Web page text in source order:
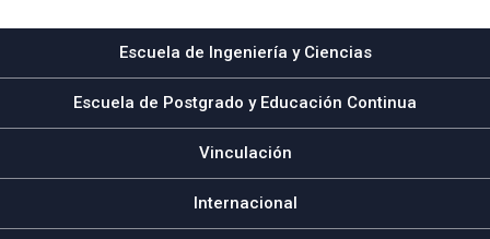
Escuela de Ingeniería y Ciencias
Escuela de Postgrado y Educación Continua
Vinculación
Internacional